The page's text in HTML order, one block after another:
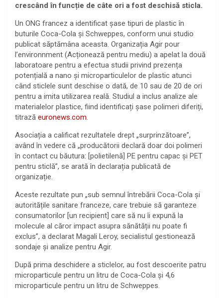
crescând în funcție de câte ori a fost deschisă sticla.
Un ONG francez a identificat șase tipuri de plastic în
buturile Coca-Cola și Schweppes, conform unui studio
publicat săptămâna aceasta. Organizația Agir pour
l’environnment (Acționează pentru mediu) a apelat la două
laboratoare pentru a efectua studii privind prezența
potențială a nano și microparticulelor de plastic atunci
când sticlele sunt deschise o dată, de 10 sau de 20 de ori
pentru a imita utilizarea reală. Studiul a inclus analize ale
materialelor plastice, fiind identificați șase polimeri diferiți,
titrază euronews.com
Asociația a calificat rezultatele drept „surprinzătoare”,
având în vedere că „producătorii declară doar doi polimeri
în contact cu băutura: [polietilenă] PE pentru capac și PET
pentru sticlă”, se arată în declarația publicată de
organizație.
Aceste rezultate pun „sub semnul întrebării Coca-Cola și
autoritățile sanitare franceze, care trebuie să garanteze
consumatorilor [un recipient] care să nu îi expună la
molecule al căror impact asupra sănătății nu poate fi
exclus”, a declarat Magali Leroy, secialistul gestionează
sondaje și analize pentru Agir.
După prima deschidere a sticlelor, au fost descoerite patru
microparticule pentru un litru de Coca-Cola și 4,6
microparticule pentru un litru de Schweppes.